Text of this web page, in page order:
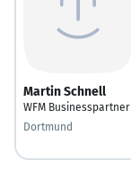
Martin Schnell
WFM Businesspartner
Dortmund